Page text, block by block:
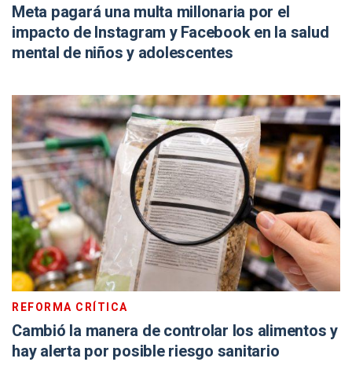
Meta pagará una multa millonaria por el
impacto de Instagram y Facebook en la salud
mental de niños y adolescentes
REFORMA CRÍTICA
Cambió la manera de controlar los alimentos y
hay alerta por posible riesgo sanitario